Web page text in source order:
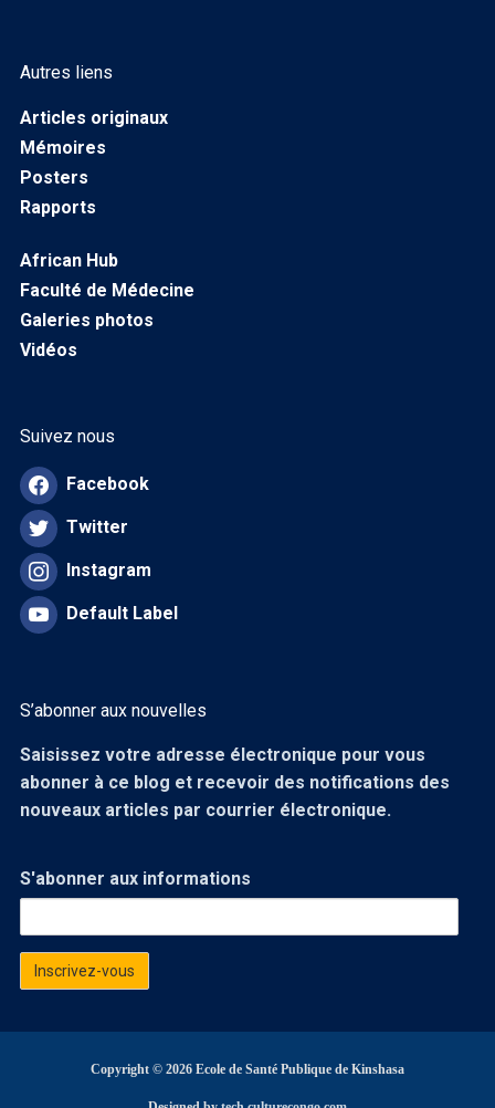
Autres liens
Articles originaux
Mémoires
Posters
Rapports
African Hub
Faculté de Médecine
Galeries photos
Vidéos
Suivez nous
Facebook
Twitter
Instagram
Default Label
S’abonner aux nouvelles
Saisissez votre adresse électronique pour vous
abonner à ce blog et recevoir des notifications des
nouveaux articles par courrier électronique.
S'abonner aux informations
Copyright © 2026 Ecole de Santé Publique de Kinshasa